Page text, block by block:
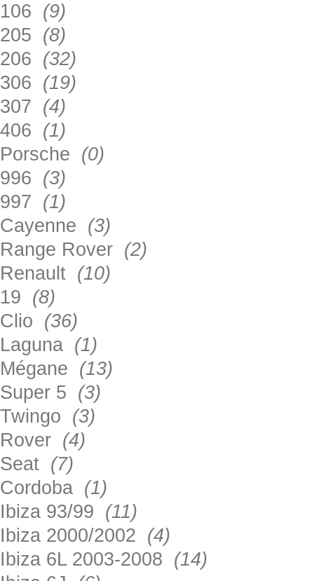
106 (9)
205 (8)
206 (32)
306 (19)
307 (4)
406 (1)
Porsche (0)
996 (3)
997 (1)
Cayenne (3)
Range Rover (2)
Renault (10)
19 (8)
Clio (36)
Laguna (1)
Mégane (13)
Super 5 (3)
Twingo (3)
Rover (4)
Seat (7)
Cordoba (1)
Ibiza 93/99 (11)
Ibiza 2000/2002 (4)
Ibiza 6L 2003-2008 (14)